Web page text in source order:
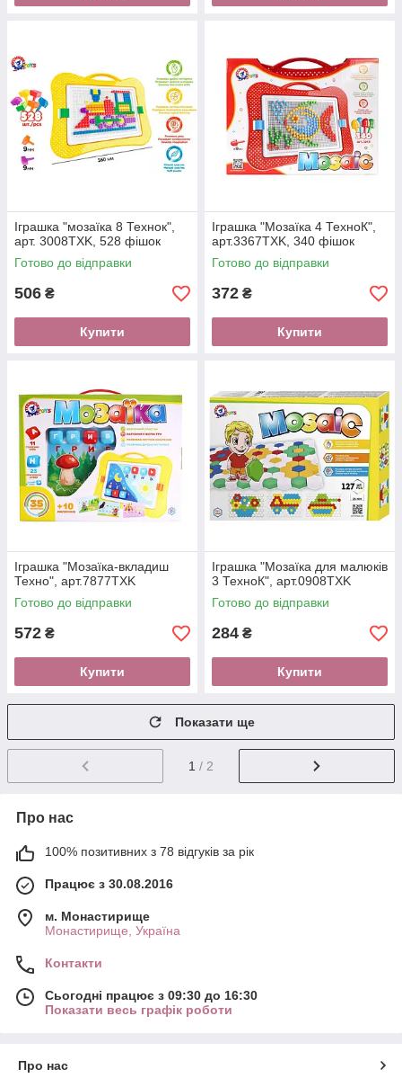
Іграшка "мозаїка 8 Технок",
арт. 3008TXK, 528 фішок
Готово до відправки
506 ₴
Купити
Іграшка "Мозаїка 4 ТехноК",
арт.3367TXK, 340 фішок
Готово до відправки
372 ₴
Купити
Іграшка "Мозаїка-вкладиш
Техно", арт.7877TXK
Готово до відправки
572 ₴
Купити
Іграшка "Мозаїка для малюків
3 ТехноК", арт.0908TXK
Готово до відправки
284 ₴
Купити
Показати ще
1 / 2
Про нас
100% позитивних з 78 відгуків за рік
Працює з 30.08.2016
м. Монастирище
Монастирище, Україна
Контакти
Сьогодні працює з 09:30 до 16:30
Показати весь графік роботи
Про нас